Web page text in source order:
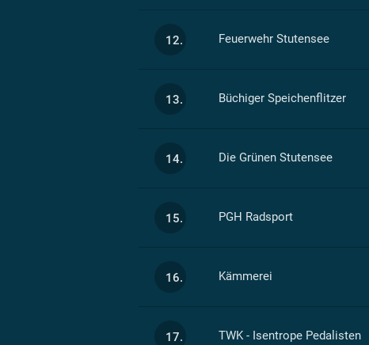
12. Feuerwehr Stutensee
13. Büchiger Speichenflitzer
14. Die Grünen Stutensee
15. PGH Radsport
16. Kämmerei
17. TWK - Isentrope Pedalisten